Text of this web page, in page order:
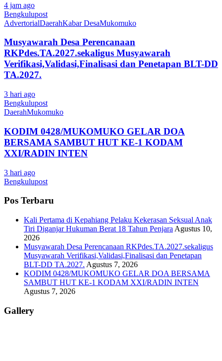
4 jam ago
Bengkulupost
AdvertorialDaerahKabar DesaMukomuko
Musyawarah Desa Perencanaan
RKPdes.TA.2027.sekaligus Musyawarah
Verifikasi,Validasi,Finalisasi dan Penetapan BLT-DD
TA.2027.
3 hari ago
Bengkulupost
DaerahMukomuko
KODIM 0428/MUKOMUKO GELAR DOA
BERSAMA SAMBUT HUT KE-1 KODAM
XXI/RADIN INTEN
3 hari ago
Bengkulupost
Pos Terbaru
Kali Pertama di Kepahiang Pelaku Kekerasan Seksual Anak
Tiri Diganjar Hukuman Berat 18 Tahun Penjara Agustus 10,
2026
Musyawarah Desa Perencanaan RKPdes.TA.2027.sekaligus
Musyawarah Verifikasi,Validasi,Finalisasi dan Penetapan
BLT-DD TA.2027. Agustus 7, 2026
KODIM 0428/MUKOMUKO GELAR DOA BERSAMA
SAMBUT HUT KE-1 KODAM XXI/RADIN INTEN
Agustus 7, 2026
Gallery